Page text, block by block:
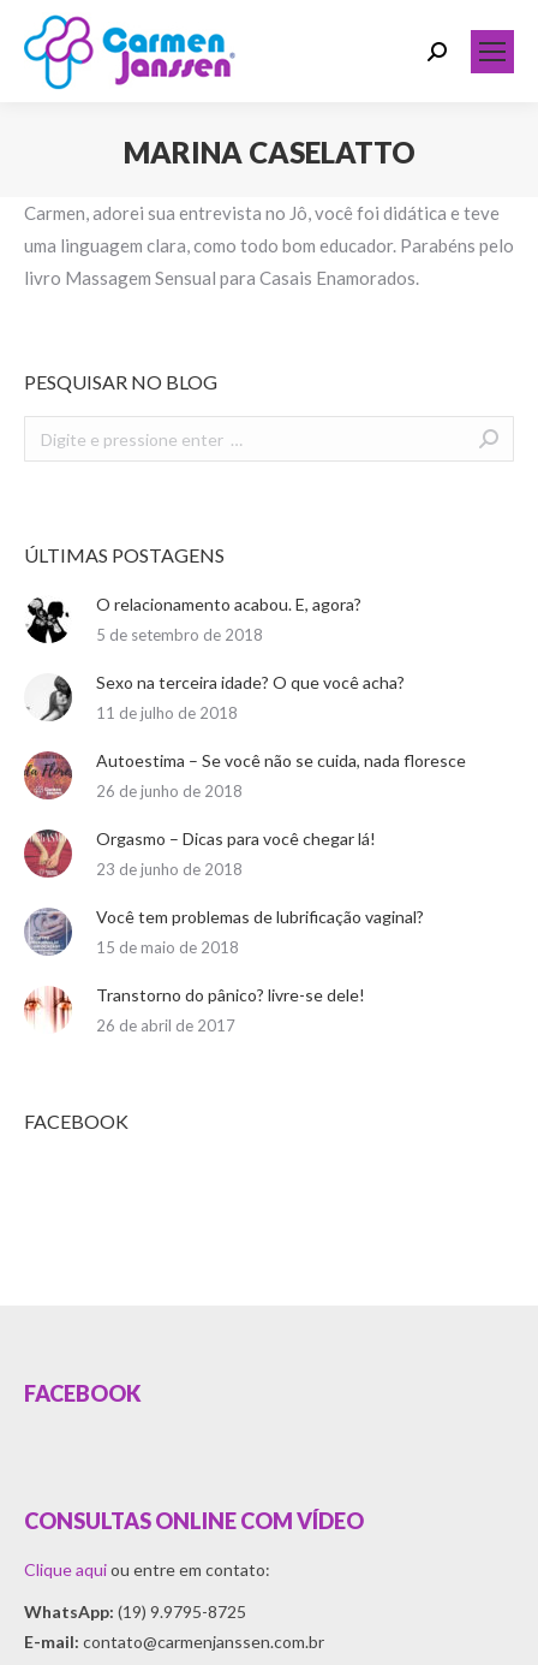
Search:
MARINA CASELATTO
Carmen, adorei sua entrevista no Jô, você foi didática e teve
uma linguagem clara, como todo bom educador. Parabéns pelo
livro Massagem Sensual para Casais Enamorados.
PESQUISAR NO BLOG
Search:
ÚLTIMAS POSTAGENS
O relacionamento acabou. E, agora?
5 de setembro de 2018
Sexo na terceira idade? O que você acha?
11 de julho de 2018
Autoestima – Se você não se cuida, nada floresce
26 de junho de 2018
Orgasmo – Dicas para você chegar lá!
23 de junho de 2018
Você tem problemas de lubrificação vaginal?
15 de maio de 2018
Transtorno do pânico? livre-se dele!
26 de abril de 2017
FACEBOOK
FACEBOOK
CONSULTAS ONLINE COM VÍDEO
Clique aquiou entre em contato:
WhatsApp: (19) 9.9795-8725
E-mail: contato@carmenjanssen.com.br